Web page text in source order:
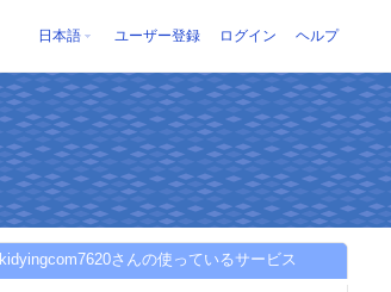
日本語 ユーザー登録 ログイン ヘルプ
kidyingcom7620さんの使っているサービス